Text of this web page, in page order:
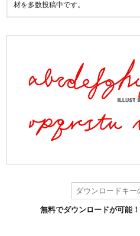
材を多数投稿中です。
無料でダウンロードが可能！